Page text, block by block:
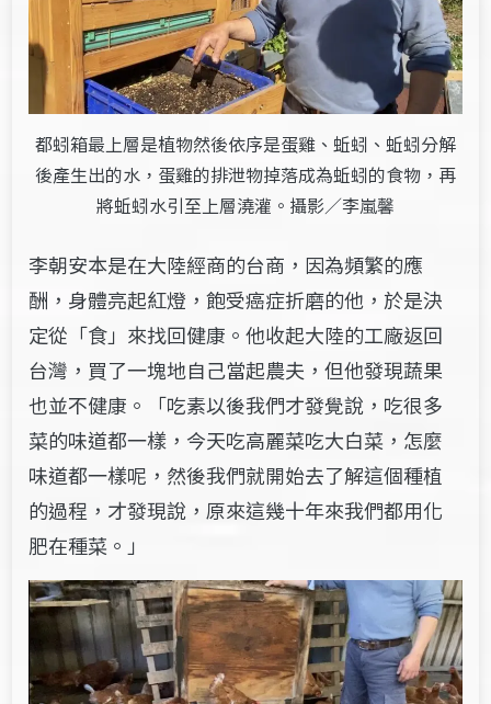
都蚓箱最上層是植物然後依序是蛋雞、蚯蚓、蚯蚓分解
後產生出的水，蛋雞的排泄物掉落成為蚯蚓的食物，再
將蚯蚓水引至上層澆灌。攝影／李嵐馨
李朝安本是在大陸經商的台商，因為頻繁的應
酬，身體亮起紅燈，飽受癌症折磨的他 ，於是決
定從「食」來找回健康。他收起大陸的工廠返回
台灣，買了一塊地自己當起農夫，但他發現蔬果
也並不健康。「吃素以後我們才發覺說，吃很多
菜的味道都一樣，今天吃高麗菜吃大白菜，怎麼
味道都一樣呢，然後我們就開始去了解這個種植
的過程，才發現說，原來這幾十年來我們都用化
肥在種菜。」